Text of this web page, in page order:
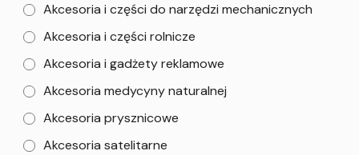
Akcesoria i części do narzędzi mechanicznych
Akcesoria i części rolnicze
Akcesoria i gadżety reklamowe
Akcesoria medycyny naturalnej
Akcesoria prysznicowe
Akcesoria satelitarne